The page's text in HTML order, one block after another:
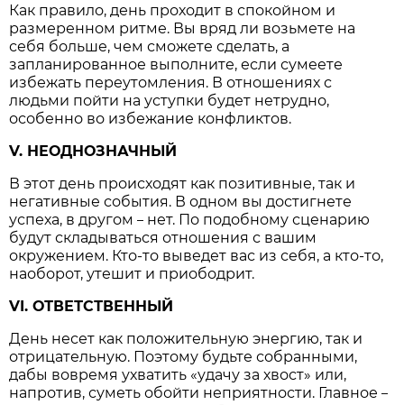
Как правило, день проходит в спокойном и
размеренном ритме. Вы вряд ли возьмете на
себя больше, чем сможете сделать, а
запланированное выполните, если сумеете
избежать переутомления. В отношениях с
людьми пойти на уступки будет нетрудно,
особенно во избежание конфликтов.
V. НЕОДНОЗНАЧНЫЙ
В этот день происходят как позитивные, так и
негативные события. В одном вы достигнете
успеха, в другом– нет. По подобному сценарию
будут складываться отношения с вашим
окружением. Кто-то выведет вас из себя, а кто-то,
наоборот, утешит и приободрит.
VI. ОТВЕТСТВЕННЫЙ
День несет как положительную энергию, так и
отрицательную. Поэтому будьте собранными,
дабы вовремя ухватить «удачу за хвост» или,
напротив, суметь обойти неприятности. Главное–